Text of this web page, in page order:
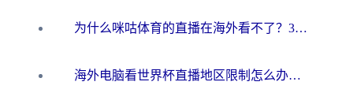
为什么咪咕体育的直播在海外看不了？3步解决海外看世界杯+抖音地区限制难题
海外电脑看世界杯直播地区限制怎么办？你需要一个聪明的加速器